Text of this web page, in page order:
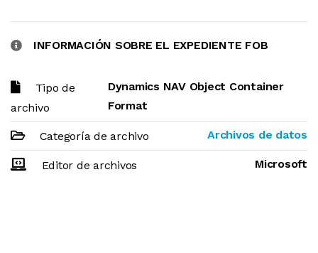
INFORMACIÓN SOBRE EL EXPEDIENTE FOB
Tipo de
archivo
Dynamics NAV Object Container
Format
Categoría de archivo Archivos de datos
Editor de archivos Microsoft